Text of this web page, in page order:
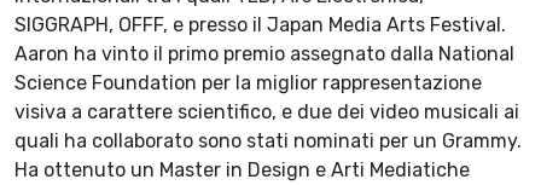
SIGGRAPH, OFFF, e presso il Japan Media Arts Festival.
Aaron ha vinto il primo premio assegnato dalla National
Science Foundation per la miglior rappresentazione
visiva a carattere scientifico, e due dei video musicali ai
quali ha collaborato sono stati nominati per un Grammy.
Ha ottenuto un Master in Design e Arti Mediatiche